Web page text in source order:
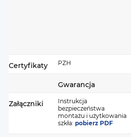
Certyfikaty PZH
Gwarancja
Załączniki
Instrukcja
bezpieczeństwa
montażu i użytkowania
szkła: pobierz PDF